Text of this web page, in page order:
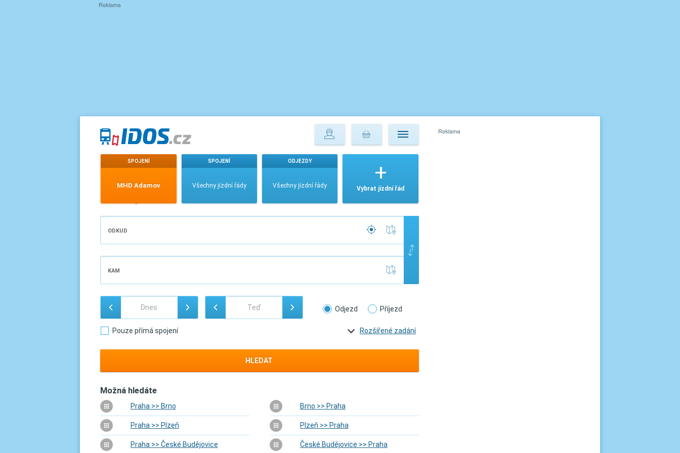
SPOJENÍ
MHD Adamov
SPOJENÍ
Všechny jízdní řády
ODJEZDY
Všechny jízdní řády Vybrat jízdní řád
ODKUD
KAM
Odjezd Příjezd
Pouze přímá spojení Rozšířené zadání
HLEDAT
Možná hledáte
Praha >> Brno Brno >> Praha
Praha >> Plzeň Plzeň >> Praha
Praha >> České Budějovice České Budějovice >> Praha